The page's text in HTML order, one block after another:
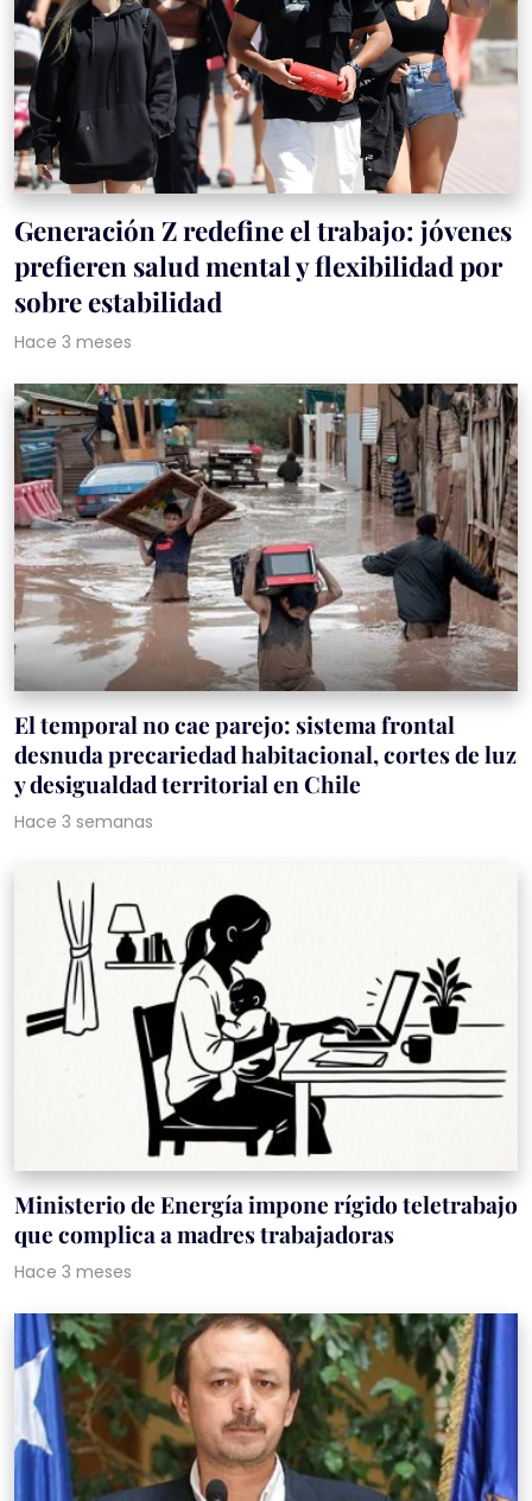
Generación Z redefine el trabajo: jóvenes
prefieren salud mental y flexibilidad por
sobre estabilidad
Hace 3 meses
El temporal no cae parejo: sistema frontal
desnuda precariedad habitacional, cortes de luz
y desigualdad territorial en Chile
Hace 3 semanas
Ministerio de Energía impone rígido teletrabajo
que complica a madres trabajadoras
Hace 3 meses